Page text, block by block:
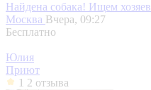
Найдена собака! Ищем хозяев
Москва Вчера, 09:27
Бесплатно
Юлия
Приют
1 2 отзыва